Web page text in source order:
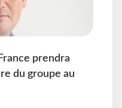
prendra
du groupe au